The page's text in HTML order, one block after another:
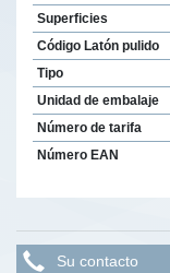
Superficies
Código Latón pulido
Tipo
Unidad de embalaje
Número de tarifa
Número EAN
Su contacto